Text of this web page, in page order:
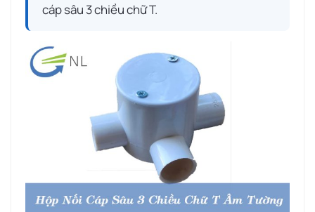
cáp sâu 3 chiều chữ T.